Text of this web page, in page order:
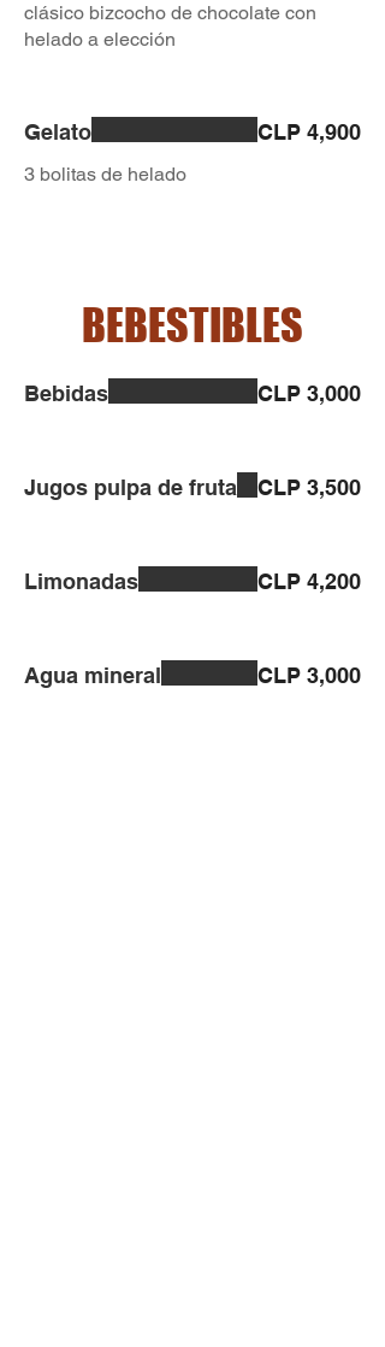
clásico bizcocho de chocolate con
helado a elección
Gelato
3 bolitas de helado
CLP 4,900
BEBESTIBLES
Bebidas CLP 3,000
Jugos pulpa de fruta CLP 3,500
Limonadas CLP 4,200
Agua mineral CLP 3,000